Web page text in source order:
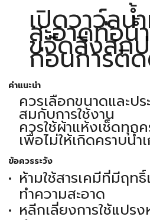
เปิดวาว์ลน้
สะอาดท่อน้
ขจัดสิ่งสก
ก่อนการติ
คำแนะนำ
ควรเลือกขนาดและปร
สมกับการใช้งาน
ควรใช้ผ้าแห้งเช็ดทุก
เพื่อไม่ให้เกิดคราบน้ำเ
ข้อควรระวัง
ห้ามใช้สารเคมีที่มีฤท
ทำความสะอาด
หลีกเลี่ยงการใช้แปร